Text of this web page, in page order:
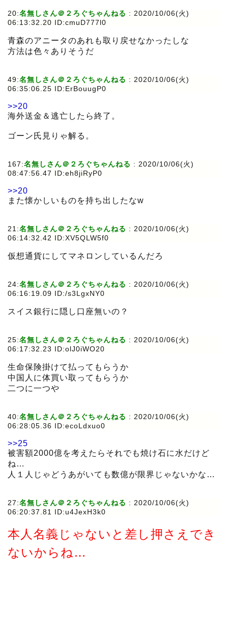
20:名無しさん＠２ろぐちゃんねる : 2020/10/06(火)
06:13:32.20 ID:cmuD777l0
青森のアニータのあれも取り戻せなかったしな
方法は色々ありそうだ
49:名無しさん＠２ろぐちゃんねる : 2020/10/06(火)
06:35:06.25 ID:ErBouugP0
>>20
海外送金＆逃亡したら終了。
ゴーン氏見りゃ解る。
167:名無しさん＠２ろぐちゃんねる : 2020/10/06(火)
08:47:56.47 ID:eh8jiRyP0
>>20
また懐かしいものを持ち出したなw
21:名無しさん＠２ろぐちゃんねる : 2020/10/06(火)
06:14:32.42 ID:XV5QLW5f0
仮想通貨にしてマネロンしているんだろ
24:名無しさん＠２ろぐちゃんねる : 2020/10/06(火)
06:16:19.09 ID:/s3LgxNY0
スイス銀行に隠し口座無いの？
25:名無しさん＠２ろぐちゃんねる : 2020/10/06(火)
06:17:32.23 ID:olJ0iWO20
生命保険掛けて払ってもらうか
中国人に体買い取ってもらうか
二つに一つや
40:名無しさん＠２ろぐちゃんねる : 2020/10/06(火)
06:28:05.36 ID:ecoLdxuo0
>>25
被害額2000億を考えたらそれでも焼け石に水だけど
ね…
人１人じゃどうあがいても数億が限界じゃないかな…
27:名無しさん＠２ろぐちゃんねる : 2020/10/06(火)
06:20:37.81 ID:u4JexH3k0
本人名義じゃないと差し押さえでき
ないからね…